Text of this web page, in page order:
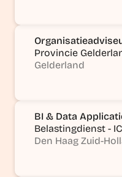
Provincie
Gelderland
BI & Data
Belastingdienst -
Den Haag Zuid-